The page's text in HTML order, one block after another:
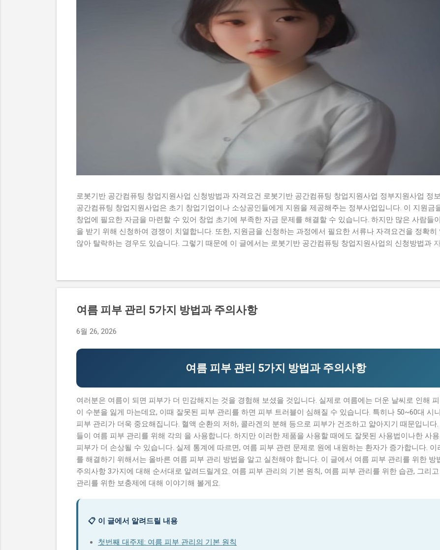
로봇기반 공간컴퓨팅 창업지원사업 신청방법과 자격요건 로봇기반 공간컴퓨팅 창업지원사업 정부지원사업 정
공간컴퓨팅 창업지원사업은 초기 창업기업이나 소상공인들에게 지원을 제공해주는 정부사업입니다. 이 지원금
창업에 필요한 자금을 마련할 수 있어 창업 초기에 부족한 자금 문제를 해결할 수 있습니다. 하지만 많은 사람들
을 받기 위해 신청하여 경쟁이 치열합니다. 또한, 지원금을 신청하는 과정에서 필요한 서류나 자격요건을 정확히
않아 탈락하는 경우도 있습니다. 그렇기 때문에 이 글에서는 로봇기반 공간컴퓨팅 창업지원사업의 신청방법과
수 있어 창업에 큰 도움이 됩니다. 그렇기 때문에 이 글에서는 실제로 지원금을 받은 사람들의 후기와 합격한 사
점도 설명하고자 합니다. 이 글에서 다루고자 하는 내용은 로봇기반 공간컴퓨팅 창업지원사업의 신청방법과 자
컴퓨팅 창업지원사업에 대한 모든 것을 알 수 있을 것입니다. 지금 신청하러 가기 📋 목차 이 사업, 정말 받을 수
기반 공간컴퓨팅 창업지원사업이 뭔지 로봇기반 공간컴퓨팅 창업지원사업은 로봇기반 기술을 활용하여 창업하
업이나 소상공인들에게 지원을 제공해주는 정부사업입니다. 이 지원금을 받으면 창업 초기에 필요한 자금을 마
여름 피부 관리 5가지 방법과 주의사항
6월 26, 2026
여름 피부 관리 5가지 방법과 주의사항
여러분은 여름이 되면 피부가 더 민감해지는 것을 경험해 보셨을 것입니다. 실제로 여름에는 더운 날씨로 인해
이 수분을 잃게 마는데요, 이때 잘못된 피부 관리를 하면 피부 트러블이 심해질 수 있습니다. 특히나 50~60대 시
피부 관리가 더욱 중요해집니다. 혈액 순환의 저하, 콜라겐의 분해 등으로 피부가 건조하고 얇아지기 때문입니다
들이 여름 피부 관리를 위해 각의 을 사용합니다. 하지만 이러한 제품을 사용할 때에도 잘못된 사용법이나한 사
피부가 더 손상될 수 있습니다. 실제 통계에 따르면, 여름 피부 관련 문제로 원에 내원하는 환자가 증가합니다. 이
를 해결하기 위해서는 올바른 여름 피부 관리 방법을 알고 실천해야 합니다. 이 글에서 여름 피부 관리를 위한 방
주의사항 3가지에 대해 순서대로 알려드릴게요. 여름 피부 관리의 기본 원칙, 여름 피부 관리를 위한 습관, 그리
관리를 위한 보충제에 대해 이야기해 볼게요.
📋 이 글에서 알려드릴 내용
첫번째 대주제: 여름 피부 관리의 기본 원칙